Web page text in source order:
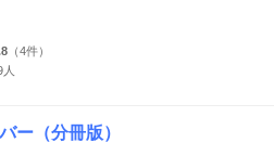
（4件）
ー（分冊版）